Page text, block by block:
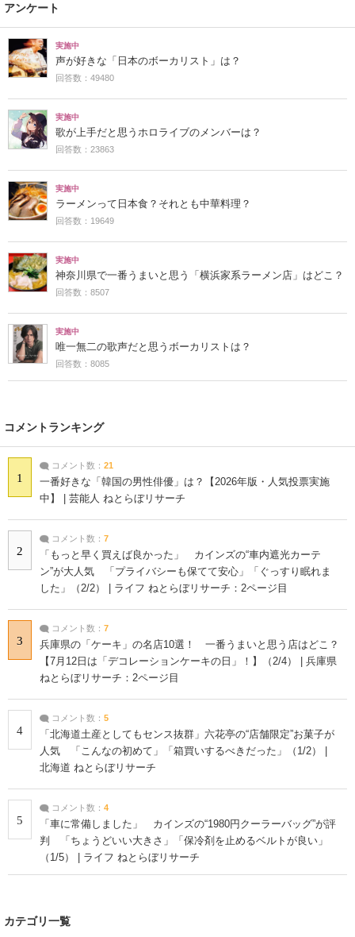
アンケート
実施中
声が好きな「日本のボーカリスト」は？
回答数：49480
実施中
歌が上手だと思うホロライブのメンバーは？
回答数：23863
実施中
ラーメンって日本食？それとも中華料理？
回答数：19649
実施中
神奈川県で一番うまいと思う「横浜家系ラーメン店」はどこ？
回答数：8507
実施中
唯一無二の歌声だと思うボーカリストは？
回答数：8085
コメントランキング
1
コメント数： 21
一番好きな「韓国の男性俳優」は？【2026年版・人気投票実施
中】 | 芸能人 ねとらぼリサーチ
2
コメント数： 7
「もっと早く買えば良かった」 カインズの“車内遮光カーテ
ン”が大人気 「プライバシーも保てて安心」「ぐっすり眠れま
した」（2/2） | ライフ ねとらぼリサーチ：2ページ目
3
コメント数： 7
兵庫県の「ケーキ」の名店10選！ 一番うまいと思う店はどこ？
【7月12日は「デコレーションケーキの日」！】（2/4） | 兵庫県
ねとらぼリサーチ：2ページ目
4
コメント数： 5
「北海道土産としてもセンス抜群」六花亭の“店舗限定”お菓子が
人気 「こんなの初めて」「箱買いするべきだった」（1/2） |
北海道 ねとらぼリサーチ
5
コメント数： 4
「車に常備しました」 カインズの“1980円クーラーバッグ”が評
判 「ちょうどいい大きさ」「保冷剤を止めるベルトが良い」
（1/5） | ライフ ねとらぼリサーチ
カテゴリ一覧